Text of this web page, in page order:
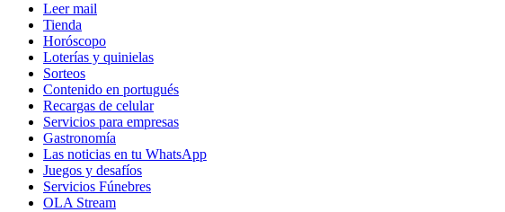
Leer mail
Tienda
Horóscopo
Loterías y quinielas
Sorteos
Contenido en portugués
Recargas de celular
Servicios para empresas
Gastronomía
Las noticias en tu WhatsApp
Juegos y desafíos
Servicios Fúnebres
OLA Stream